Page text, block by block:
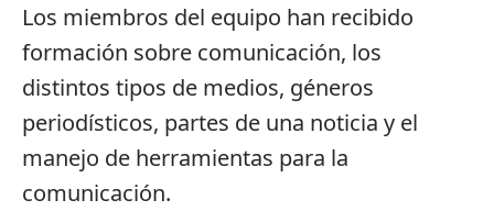
Los miembros del equipo han recibido
formación sobre comunicación, los
distintos tipos de medios, géneros
periodísticos, partes de una noticia y el
manejo de herramientas para la
comunicación.